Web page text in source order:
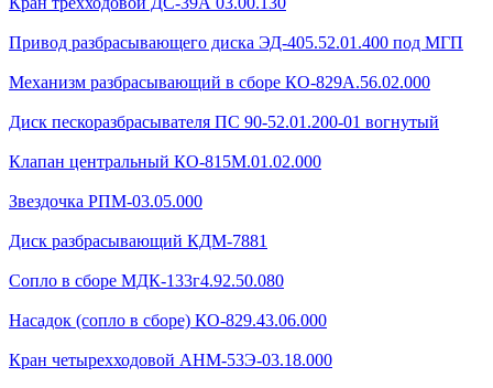
Привод разбрасывающего диска ЭД-405.52.01.400 под МГП
Механизм разбрасывающий в сборе КО-829А.56.02.000
Диск пескоразбрасывателя ПС 90-52.01.200-01 вогнутый
Клапан центральный КО-815М.01.02.000
Звездочка РПМ-03.05.000
Диск разбрасывающий КДМ-7881
Сопло в сборе МДК-133г4.92.50.080
Насадок (сопло в сборе) КО-829.43.06.000
Кран четырехходовой AHМ-53Э-03.18.000